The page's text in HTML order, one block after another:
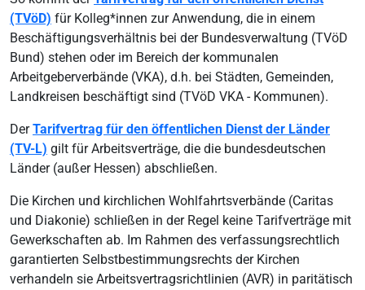
(TVöD) für Kolleg*innen zur Anwendung, die in einem
Beschäftigungsverhältnis bei der Bundesverwaltung (TVöD
Bund) stehen oder im Bereich der kommunalen
Arbeitgeberverbände (VKA), d.h. bei Städten, Gemeinden,
Landkreisen beschäftigt sind (TVöD VKA - Kommunen).
DerTarifvertrag für den öffentlichen Dienst der Länder
(TV-L) gilt für Arbeitsverträge, die die bundesdeutschen
Länder (außer Hessen) abschließen.
Die Kirchen und kirchlichen Wohlfahrtsverbände (Caritas
und Diakonie) schließen in der Regel keine Tarifverträge mit
Gewerkschaften ab. Im Rahmen des verfassungsrechtlich
garantierten Selbstbestimmungsrechts der Kirchen
verhandeln sie Arbeitsvertragsrichtlinien (AVR) in paritätisch